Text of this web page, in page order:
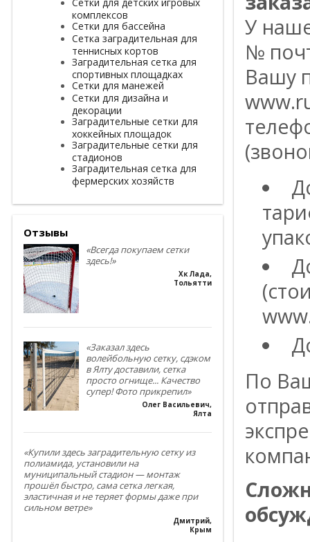
комплексов
Сетки для бассейна
Сетка заградительная для
теннисных кортов
Заградительная сетка для
спортивных площадках
Сетки для манежей
Сетки для дизайна и
декорации
Заградительные сетки для
хоккейных площадок
Заградительные сетки для
стадионов
Заградительная сетка для
фермерских хозяйств
Отзывы
«Всегда покупаем сетки
здесь!»
Хк Лада,
Тольятти
«Заказал здесь
волейбольную сетку, сдэком
в Ялту доставили, сетка
просто огнище... Качество
супер! Фото прикрепил»
Олег Васильевич,
Ялта
«Купили здесь заградительную сетку из
полиамида, установили на
муниципальный стадион — монтаж
прошёл быстро, сама сетка легкая,
эластичная и не теряет формы даже при
сильном ветре»
Дмитрий,
Крым
У
№
Вашу
По